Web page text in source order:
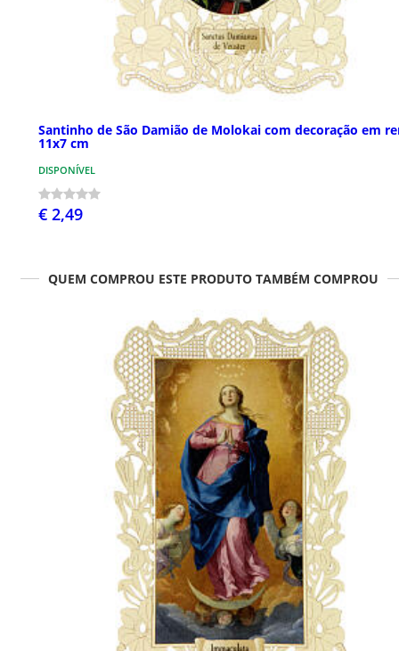
Santinho de São Damião de Molokai com decoração em
11x7 cm
DISPONÍVEL
€ 2,49
QUEM COMPROU ESTE PRODUTO TAMBÉM COMPROU